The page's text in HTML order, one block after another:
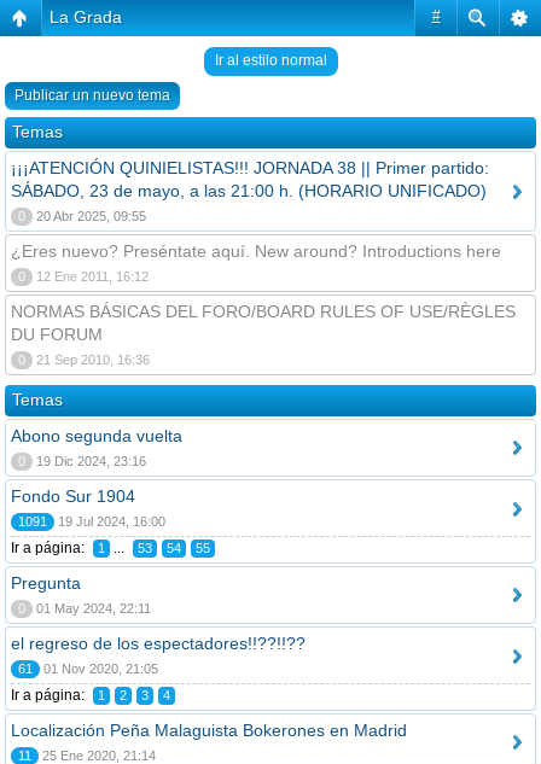
#
La Grada
Ir al estilo normal
Publicar un nuevo tema
Temas
¡¡¡ATENCIÓN QUINIELISTAS!!! JORNADA 38 || Primer partido:
SÁBADO, 23 de mayo, a las 21:00 h. (HORARIO UNIFICADO)
0 20 Abr 2025, 09:55
¿Eres nuevo? Preséntate aquí. New around? Introductions here
0 12 Ene 2011, 16:12
NORMAS BÁSICAS DEL FORO/BOARD RULES OF USE/RÈGLES
DU FORUM
0 21 Sep 2010, 16:36
Temas
Abono segunda vuelta
0 19 Dic 2024, 23:16
Fondo Sur 1904
1091 19 Jul 2024, 16:00
Ir a página: 1 ... 53 54 55
Pregunta
0 01 May 2024, 22:11
el regreso de los espectadores!!??!!??
61 01 Nov 2020, 21:05
Ir a página: 1 2 3 4
Localización Peña Malaguista Bokerones en Madrid
11 25 Ene 2020, 21:14